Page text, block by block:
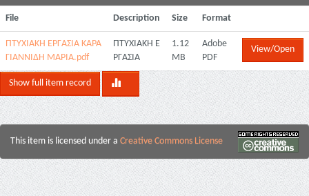
File Description Size Format
ΠΤΥΧΙΑΚΗ ΕΡΓΑΣΙΑ ΚΑΡΑ
ΓΙΑΝΝΙΔΗ ΜΑΡΙΑ.pdf
ΠΤΥΧΙΑΚΗ Ε
ΡΓΑΣΙΑ
1.12
MB
Adobe
PDF
View/Open
Show full item record
This item is licensed under a Creative Commons License